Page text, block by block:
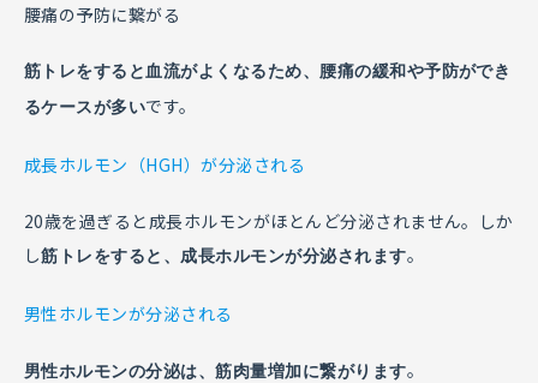
腰痛の予防に繋がる
筋トレをすると血流がよくなるため、腰痛の緩和や予防ができ
るケースが多いです。
成長ホルモン（HGH）が分泌される
20歳を過ぎると成長ホルモンがほとんど分泌されません。しか
し筋トレをすると、成長ホルモンが分泌されます。
男性ホルモンが分泌される
男性ホルモンの分泌は、筋肉量増加に繋がります。